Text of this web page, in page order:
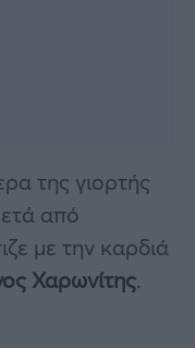
της γιορτής
από
με την καρδιά
Χαρωνίτης.